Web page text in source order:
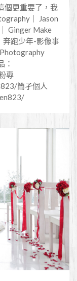
個更重要了，我
｜ Jason
Ginger Make
奔跑少年-影像事
：
專
簡孑個人